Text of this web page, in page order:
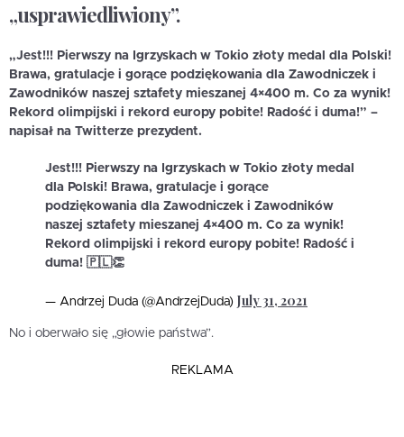
„usprawiedliwiony”.
„Jest!!! Pierwszy na Igrzyskach w Tokio złoty medal dla Polski!
Brawa, gratulacje i gorące podziękowania dla Zawodniczek i
Zawodników naszej sztafety mieszanej 4×400 m. Co za wynik!
Rekord olimpijski i rekord europy pobite! Radość i duma!” –
napisał na Twitterze prezydent.
Jest!!! Pierwszy na Igrzyskach w Tokio złoty medal
dla Polski! Brawa, gratulacje i gorące
podziękowania dla Zawodniczek i Zawodników
naszej sztafety mieszanej 4×400 m. Co za wynik!
Rekord olimpijski i rekord europy pobite! Radość i
duma! 🇵🇱👏
— Andrzej Duda (@AndrzejDuda) July 31, 2021
No i oberwało się „głowie państwa”.
REKLAMA